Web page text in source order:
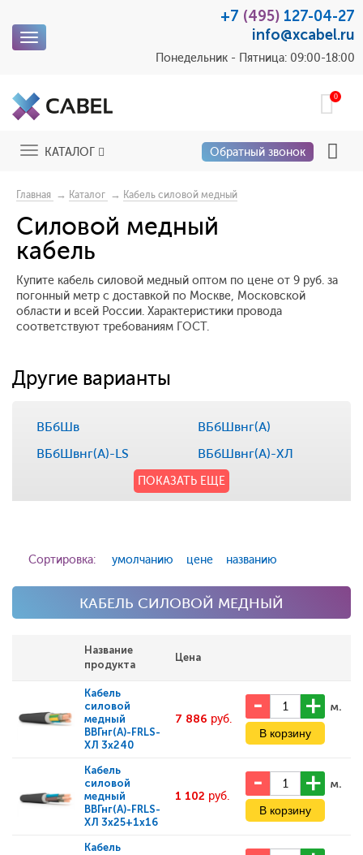
Toggle
+7 (495) 127-04-27
info@xcabel.ru
Понедельник - Пятница: 09:00-18:00
0
ToggleКАТАЛОГ Обратный звонок
Главная → Каталог → Кабель силовой медный
Силовой медный
кабель
Купите кабель силовой медный оптом по цене от 9 руб. за
погонный метр с доставкой по Москве, Московской
области и всей России. Характеристики провода
соответствуют требованиям ГОСТ.
Другие варианты
ВБбШв
ВБбШвнг(А)
ВБбШвнг(А)-LS
ВБбШвнг(А)-ХЛ
ПОКАЗАТЬ ЕЩЕ
Сортировка: умолчанию цене названию
КАБЕЛЬ СИЛОВОЙ МЕДНЫЙ
Название
продукта
Цена
Кабель
силовой
медный
ВВГнг(А)-FRLS-
ХЛ 3x240
7 886 руб.
м.
Кабель
силовой
медный
ВВГнг(А)-FRLS-
ХЛ 3x25+1x16
1 102 руб.
м.
Кабель